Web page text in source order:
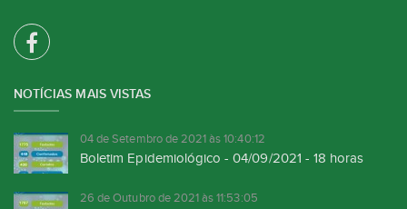
NOTÍCIAS MAIS VISTAS
04 de Setembro de 2021 às 10:40:12
Boletim Epidemiológico - 04/09/2021 - 18 horas
26 de Outubro de 2021 às 11:53:05